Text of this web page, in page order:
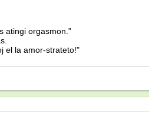
atingi orgasmon."
el la amor-strateto!"